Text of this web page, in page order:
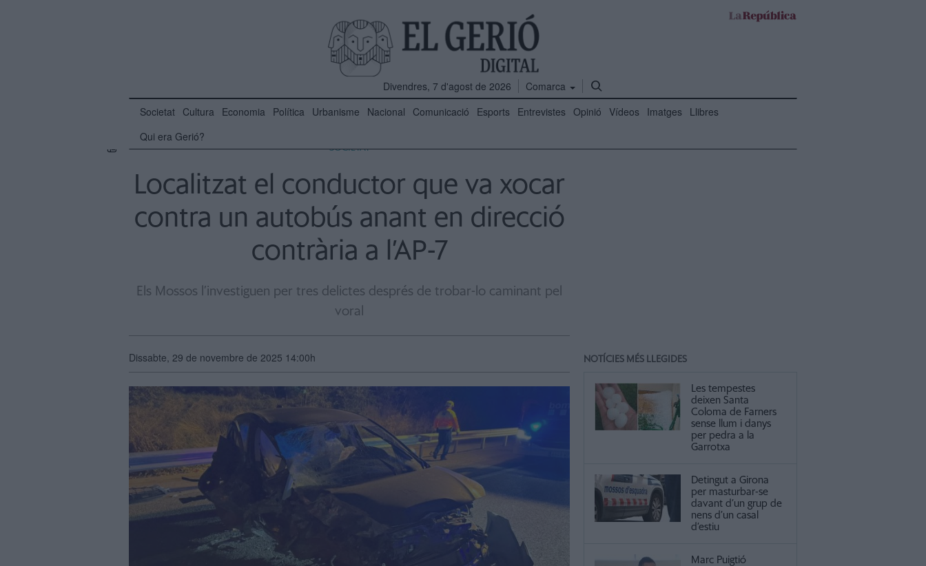
Divendres, 7 d'agost de 2026
Comarca
Societat Cultura Economia Política Urbanisme Nacional Comunicació Esports Entrevistes Opinió Vídeos Imatges Llibres
Qui era Gerió?
SOCIETAT
Localitzat el conductor que va xocar
contra un autobús anant en direcció
contrària a l’AP-7
Els Mossos l’investiguen per tres delictes després de trobar-lo caminant pel
voral
Dissabte, 29 de novembre de 2025 14:00h NOTÍCIES MÉS LLEGIDES
Les tempestes
deixen Santa
Coloma de Farners
sense llum i danys
per pedra a la
Garrotxa
Detingut a Girona
per masturbar-se
davant d’un grup de
nens d’un casal
d’estiu
Marc Puigtió